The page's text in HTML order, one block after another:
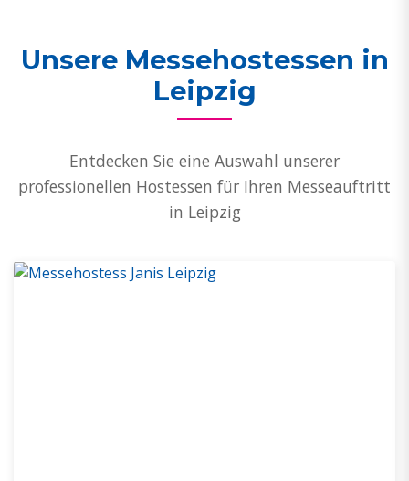
Unsere Messehostessen in
Leipzig
Entdecken Sie eine Auswahl unserer
professionellen Hostessen für Ihren Messeauftritt
in Leipzig